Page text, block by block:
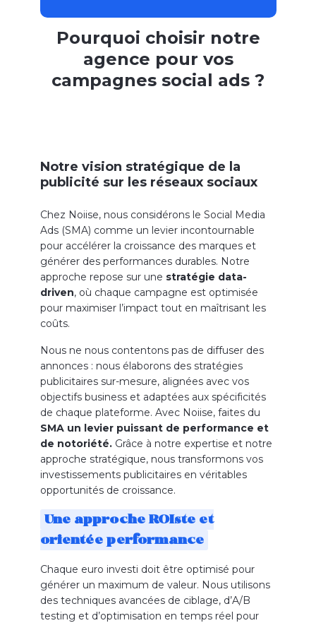
Pourquoi choisir notre
agence pour vos
campagnes social ads ?
Notre vision stratégique de la
publicité sur les réseaux sociaux
Chez Noiise, nous considérons le Social Media
Ads (SMA) comme un levier incontournable
pour accélérer la croissance des marques et
générer des performances durables. Notre
approche repose sur une stratégie data-
driven, où chaque campagne est optimisée
pour maximiser l’impact tout en maîtrisant les
coûts.
Nous ne nous contentons pas de diffuser des
annonces : nous élaborons des stratégies
publicitaires sur-mesure, alignées avec vos
objectifs business et adaptées aux spécificités
de chaque plateforme. Avec Noiise, faites du
SMA un levier puissant de performance et
de notoriété.Grâce à notre expertise et notre
approche stratégique, nous transformons vos
investissements publicitaires en véritables
opportunités de croissance.
Une approche ROIste et
orientée performance
Chaque euro investi doit être optimisé pour
générer un maximum de valeur. Nous utilisons
des techniques avancées de ciblage, d’A/B
testing et d’optimisation en temps réel pour